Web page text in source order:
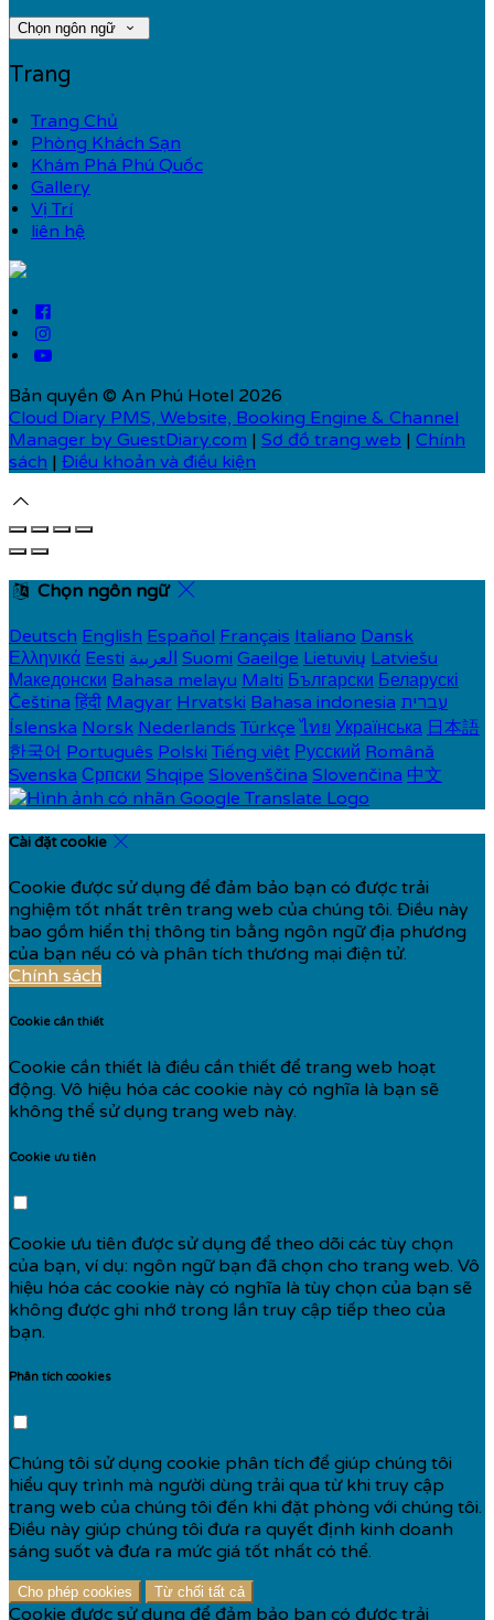
Chọn ngôn ngữ
Trang
Trang Chủ
Phòng Khách Sạn
Khám Phá Phú Quốc
Gallery
Vị Trí
liên hệ
Bản quyền © An Phú Hotel 2026
Cloud Diary PMS, Website, Booking Engine & Channel
Manager by GuestDiary.com | Sơ đồ trang web | Chính
sách | Điều khoản và điều kiện
Chọn ngôn ngữ
Deutsch English Español Français Italiano Dansk
Ελληνικά Eesti العربية Suomi Gaeilge Lietuvių Latviešu
Македонски Bahasa melayu Malti Български Беларускі
Čeština हिंदी Magyar Hrvatski Bahasa indonesia עברית
Íslenska Norsk Nederlands Türkçe ไทย Українська 日本語
한국어 Português Polski Tiếng việt Русский Română
Svenska Српски Shqipe Slovenščina Slovenčina 中文
Cài đặt cookie
Cookie được sử dụng để đảm bảo bạn có được trải
nghiệm tốt nhất trên trang web của chúng tôi. Điều này
bao gồm hiển thị thông tin bằng ngôn ngữ địa phương
của bạn nếu có và phân tích thương mại điện tử.
Chính sách
Cookie cần thiết
Cookie cần thiết là điều cần thiết để trang web hoạt
động. Vô hiệu hóa các cookie này có nghĩa là bạn sẽ
không thể sử dụng trang web này.
Cookie ưu tiên
Cookie ưu tiên được sử dụng để theo dõi các tùy chọn
của bạn, ví dụ: ngôn ngữ bạn đã chọn cho trang web. Vô
hiệu hóa các cookie này có nghĩa là tùy chọn của bạn sẽ
không được ghi nhớ trong lần truy cập tiếp theo của
bạn.
Phân tích cookies
Chúng tôi sử dụng cookie phân tích để giúp chúng tôi
hiểu quy trình mà người dùng trải qua từ khi truy cập
trang web của chúng tôi đến khi đặt phòng với chúng tôi.
Điều này giúp chúng tôi đưa ra quyết định kinh doanh
sáng suốt và đưa ra mức giá tốt nhất có thể.
Cho phép cookies Từ chối tất cả
Cookie được sử dụng để đảm bảo bạn có được trải